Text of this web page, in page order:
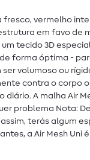
vermelho
em favo
tecido 3D
forma óptima -
volumoso ou
contra o corpo
A malha Air
problema Nota:
terás algum
a Air Mesh Uni